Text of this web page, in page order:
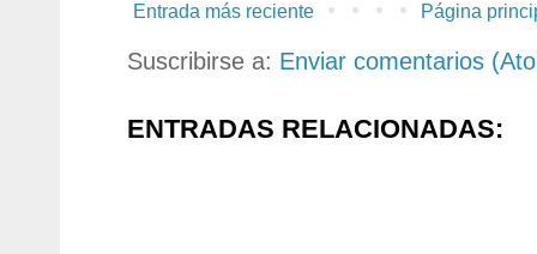
Entrada más reciente Página
Suscribirse a: Enviar comentarios
ENTRADAS RELACIONADAS: